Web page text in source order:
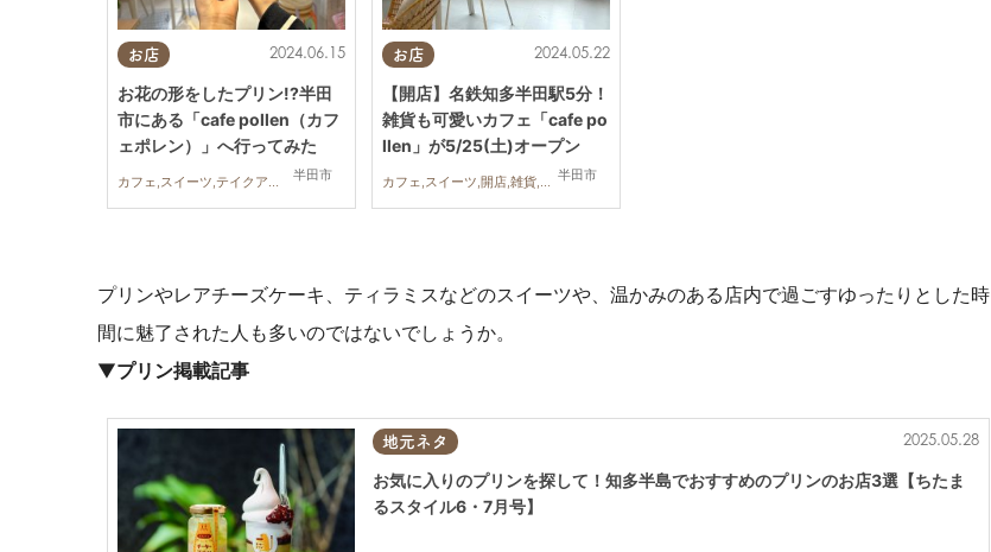
お店
半田市
2024.06.15
お花の形をしたプリン!?半田
市にある「cafe pollen（カフ
ェポレン）」へ行ってみた
お店
半田市
2024.05.22
【開店】名鉄知多半田駅5分！
雑貨も可愛いカフェ「cafe po
llen」が5/25(土)オープン
プリンやレアチーズケーキ、ティラミスなどのスイーツや、温かみのある店内で過ごすゆったりとした時
間に魅了された人も多いのではないでしょうか。
▼プリン掲載記事
地元ネタ 2025.05.28
お気に入りのプリンを探して！知多半島でおすすめのプリンのお店3選【ちたま
るスタイル6・7月号】